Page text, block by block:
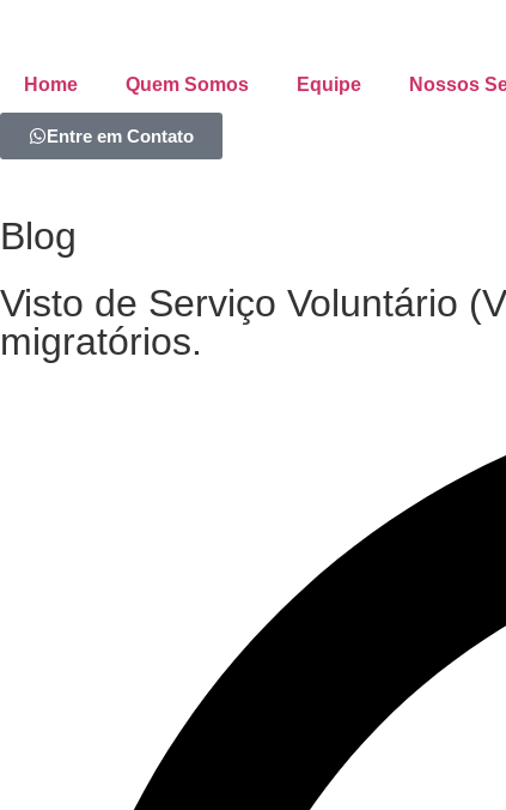
Home Quem Somos Equipe Nossos
Entre em Contato
Blog
Visto de Serviço Voluntário
migratórios.